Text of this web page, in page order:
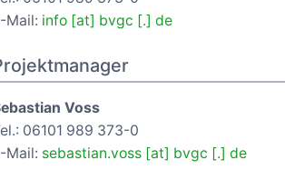
Mail: info [at] bvgc [.] de
Voss
06101 989 373-0
Mail: sebastian.voss [at] bvgc [.] de